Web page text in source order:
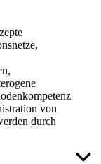
von
durch